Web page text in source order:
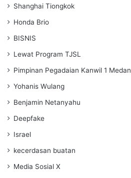
Shanghai Tiongkok
Honda Brio
BISNIS
Lewat Program TJSL
Pimpinan Pegadaian Kanwil 1 Medan
Yohanis Wulang
Benjamin Netanyahu
Deepfake
Israel
kecerdasan buatan
Media Sosial X